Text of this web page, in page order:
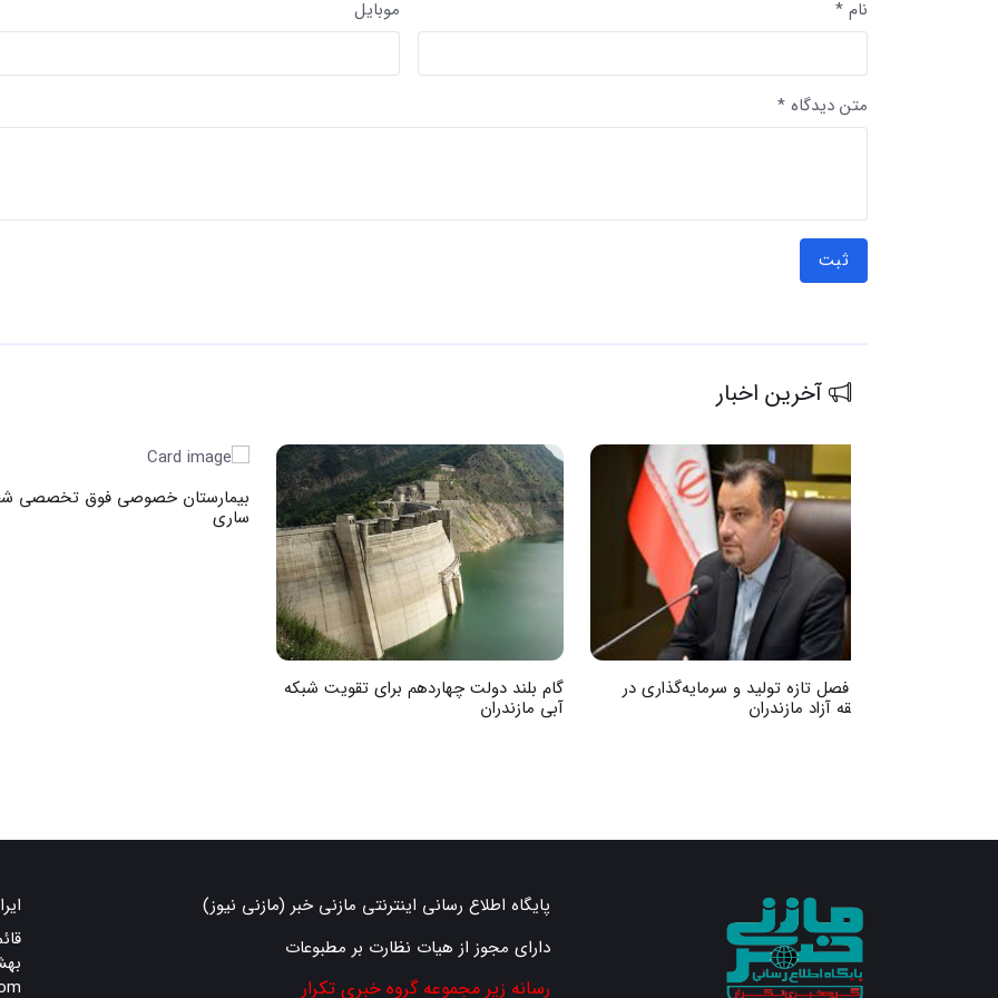
نام * موبایل
متن دیدگاه *
ثبت
آخرین اخبار
آغاز فصل تازه تولید و سرمایه‌گذاری در
منطقه آزاد مازندران
گام بلند دولت چهاردهم برای تقویت شبکه
آبی مازندران
بیمارستان خصوصی فوق تخصصی
ساری
پایگاه اطلاع رسانی اینترنتی مازنی خبر (مازنی نیوز)
دارای مجوز از هیات نظارت بر مطبوعات
رسانه زیر مجموعه گروه خبری تکرار